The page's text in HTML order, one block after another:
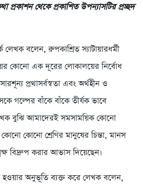
প্রকাশন থেকে প্রকাশিত উপন্যাসটির প্রচ্ছদ
লেখক বলেন, রুপকাশ্রিত স্যাটায়ারধর্মী
কোনো এক দূরের লোকালয়ের নির্বোধ
প্রথাসর্বস্বতা এবং অর্থহীন ও
গল্পের বাঁকে বাঁকে তীর্যক ভাবে
বুঝি আমাদেরই সমসাময়িক কোনো
কোনো শ্রেণির মানুষের চিন্তা, মানস
বিদ্রুপ করার আভাস দিয়েছেন।
হওয়ার অনুভূতি ব্যক্ত করে লেখক বলেন,